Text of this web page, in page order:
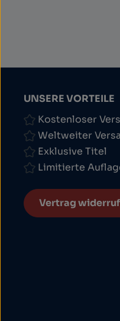
UNSERE VORTEILE
Kostenloser
Weltweiter
Exklusive Titel
Limitierte
Vertrag